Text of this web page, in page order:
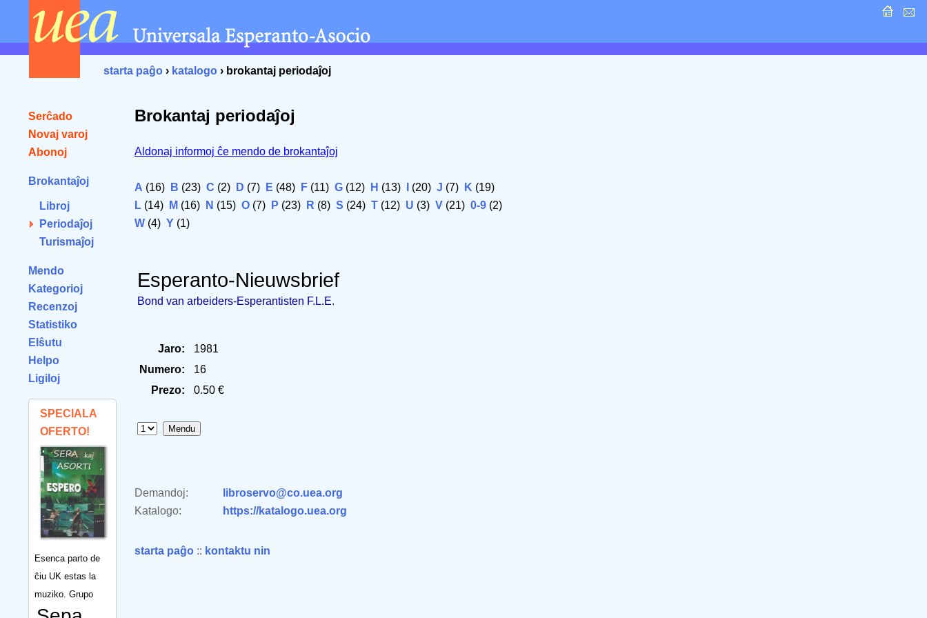
starta paĝo › katalogo › brokantaj periodaĵoj
Serĉado
Novaj varoj
Abonoj
Brokantaĵoj
Libroj
Periodaĵoj
Turismaĵoj
Mendo
Kategorioj
Recenzoj
Statistiko
Elŝutu
Helpo
Ligiloj
SPECIALA
OFERTO!
Esenca parto de
ĉiu UK estas la
muziko. Grupo
Brokantaj periodaĵoj
Aldonaj informoj ĉe mendo de brokantaĵoj
A (16) B (23) C (2) D (7) E (48) F (11) G (12) H (13) (20) J (7) K (19)
L (14) M (16) N (15) O (7) P (23) R (8) S (24) T (12) U (3) V (21) 0-9 (2)
W (4) Y (1)
Esperanto-Nieuwsbrief
Bond van arbeiders-Esperantisten F.L.E.
Jaro:
1981
Numero:
16
Prezo:
0.50 €
Demandoj:
libroservo@co.uea.org
Katalogo:
https://katalogo.uea.org
starta paĝo :: kontaktu nin